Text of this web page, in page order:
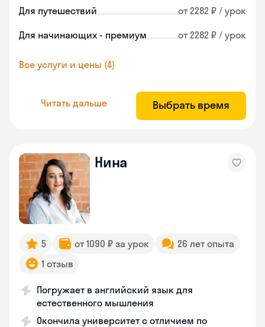
Для путешествий от 2282 ₽ / урок
Для начинающих - премиум от 2282 ₽ / урок
Все услуги и цены (4)
Читать дальше Выбрать время
Нина
5 от 1090 ₽ за урок
26 лет опыта
1 отзыв
Погружает в английский язык для
естественного мышления
Окончила университет с отличием по